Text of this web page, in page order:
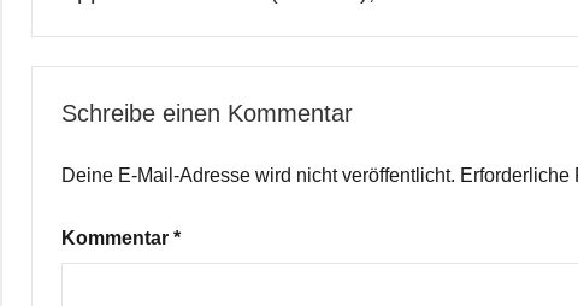
Schreibe einen Kommentar
Deine E-Mail-Adresse wird nicht veröffentlicht. Erforderliche
Kommentar *